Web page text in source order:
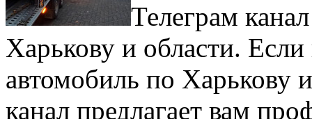
Телеграм
Харькову и области.
автомобиль по Харькову
канал предлагает вам